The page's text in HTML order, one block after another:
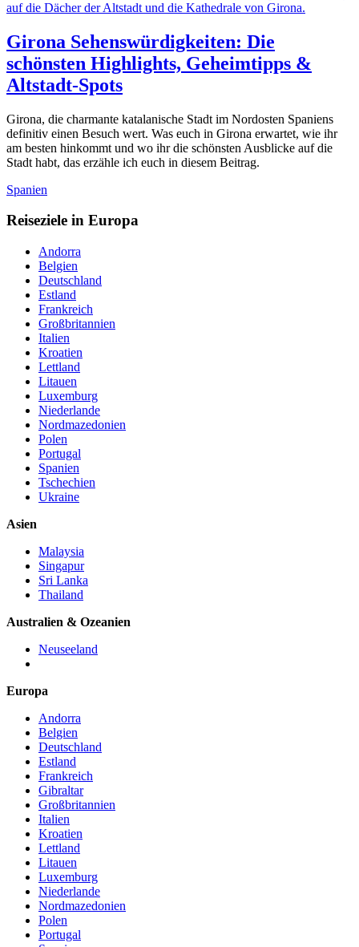
Girona Sehenswürdigkeiten: Die
schönsten Highlights, Geheimtipps &
Altstadt-Spots
Girona, die charmante katalanische Stadt im Nordosten Spaniens
definitiv einen Besuch wert. Was euch in Girona erwartet, wie ihr
am besten hinkommt und wo ihr die schönsten Ausblicke auf die
Stadt habt, das erzähle ich euch in diesem Beitrag.
Spanien
Reiseziele in Europa
Andorra
Belgien
Deutschland
Estland
Frankreich
Großbritannien
Italien
Kroatien
Lettland
Litauen
Luxemburg
Niederlande
Nordmazedonien
Polen
Portugal
Spanien
Tschechien
Ukraine
Asien
Malaysia
Singapur
Sri Lanka
Thailand
Australien & Ozeanien
Neuseeland
Europa
Andorra
Belgien
Deutschland
Estland
Frankreich
Gibraltar
Großbritannien
Italien
Kroatien
Lettland
Litauen
Luxemburg
Niederlande
Nordmazedonien
Polen
Portugal